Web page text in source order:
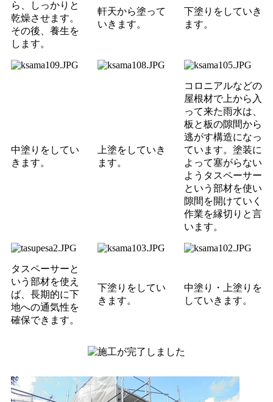
ら、しっかりと
乾燥させます。
その後、養生を
します。
軒天から塗って
いきます。
下塗りをしていき
ます。
中塗りをしてい
きます。
上塗をしていき
ます。
コロニアルなどの
屋根材で上から入
って来た雨水は、
板と板の隙間から
逃がす構造になっ
ています。塗装に
よって塞がらない
ようタスペーサー
という部材を使い
隙間を開けていく
作業を縁切りと言
います。
タスペーサーと
いう部材を使え
ば、長期的に下
地への通気性を
確保できます。
下塗りをしてい
きます。
中塗り・上塗りを
していきます。